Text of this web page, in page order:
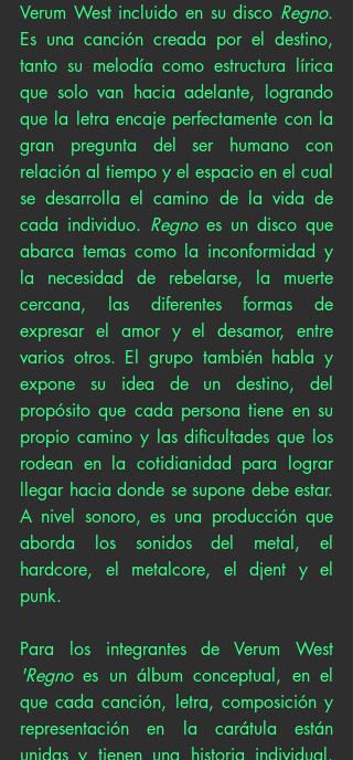
Verum West incluido en su disco Regno.
Es una canción creada por el destino,
tanto su melodía como estructura lírica
que solo van hacia adelante, logrando
que la letra encaje perfectamente con la
gran pregunta del ser humano con
relación al tiempo y el espacio en el cual
se desarrolla el camino de la vida de
cada individuo. Regno es un disco que
abarca temas como la inconformidad y
la necesidad de rebelarse, la muerte
cercana, las diferentes formas de
expresar el amor y el desamor, entre
varios otros. El grupo también habla y
expone su idea de un destino, del
propósito que cada persona tiene en su
propio camino y las dificultades que los
rodean en la cotidianidad para lograr
llegar hacia donde se supone debe estar.
A nivel sonoro, es una producción que
aborda los sonidos del metal, el
hardcore, el metalcore, el djent y el
punk.
'Regno es un álbum conceptual, en el
que cada canción, letra, composición y
representación en la carátula están
unidas y tienen una historia individual.